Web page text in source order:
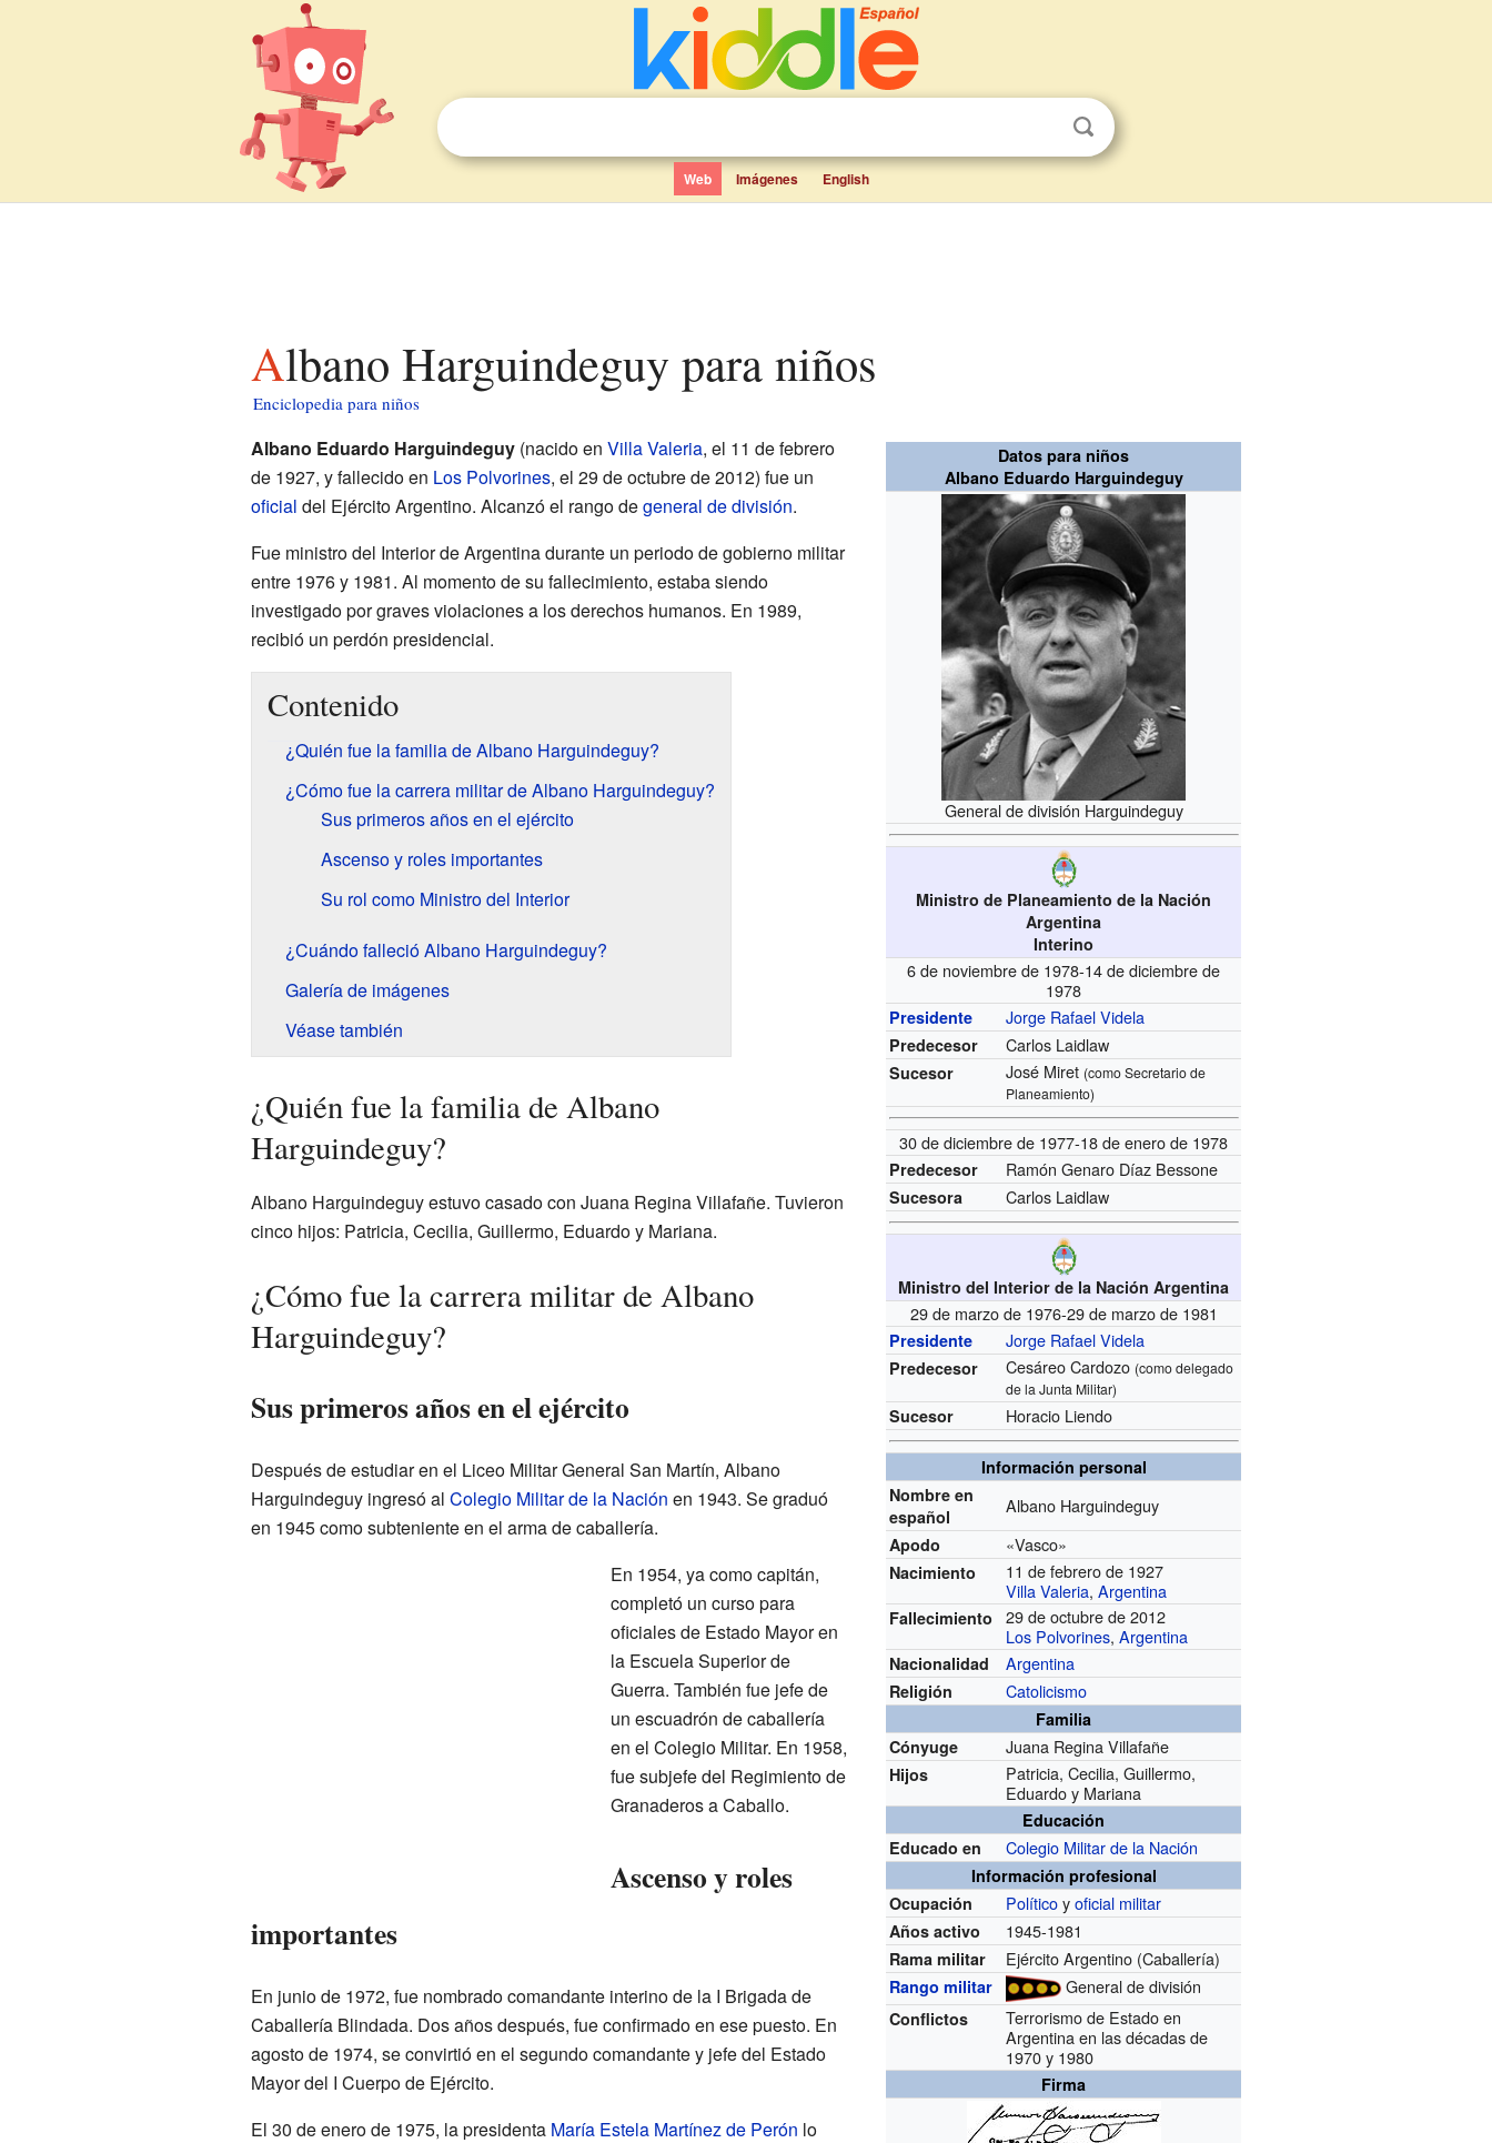
Web Imágenes English
Albano Harguindeguy para niños
Enciclopedia para niños
Datos para niños
Albano Eduardo Harguindeguy
General de división Harguindeguy
Ministro de Planeamiento de la Nación
Argentina
Interino
6 de noviembre de 1978-14 de diciembre de
1978
Presidente Jorge Rafael Videla
Predecesor Carlos Laidlaw
Sucesor José Miret (como Secretario de
Planeamiento)
30 de diciembre de 1977-18 de enero de 1978
Predecesor Ramón Genaro Díaz Bessone
Sucesora Carlos Laidlaw
Ministro del Interior de la Nación Argentina
29 de marzo de 1976-29 de marzo de 1981
Presidente Jorge Rafael Videla
Predecesor Cesáreo Cardozo (como delegado
de la Junta Militar)
Sucesor Horacio Liendo
Información personal
Nombre en
español
Albano Harguindeguy
Apodo «Vasco»
Nacimiento
11 de febrero de 1927
Villa Valeria,Argentina
Fallecimiento
29 de octubre de 2012
Los Polvorines,Argentina
Nacionalidad Argentina
Religión Catolicismo
Familia
Cónyuge
Juana Regina Villafañe
Hijos
Patricia, Cecilia, Guillermo,
Eduardo y Mariana
Educación
Educado en
Colegio Militar de la Nación
Información profesional
Ocupación
Políticoyoficial militar
Años activo 1945-1981
Rama militar Ejército Argentino (Caballería)
Rango militar General de división
Conflictos
Terrorismo de Estado en
Argentina en las décadas de
1970 y 1980
Firma
Albano Eduardo Harguindeguy(nacido en Villa Valeria, el 11 de febrero
de 1927, y fallecido en Los Polvorines, el 29 de octubre de 2012) fue un
oficial del Ejército Argentino. Alcanzó el rango degeneral de división.
Fue ministro del Interior de Argentina durante un periodo de gobierno militar
entre 1976 y 1981. Al momento de su fallecimiento, estaba siendo
investigado por graves violaciones a los derechos humanos. En 1989,
recibió un perdón presidencial.
Contenido
¿Quién fue la familia de Albano Harguindeguy?
¿Cómo fue la carrera militar de Albano Harguindeguy?
Sus primeros años en el ejército
Ascenso y roles importantes
Su rol como Ministro del Interior
¿Cuándo falleció Albano Harguindeguy?
Galería de imágenes
Véase también
¿Quién fue la familia de Albano
Harguindeguy?
Albano Harguindeguy estuvo casado con Juana Regina Villafañe. Tuvieron
cinco hijos: Patricia, Cecilia, Guillermo, Eduardo y Mariana.
¿Cómo fue la carrera militar de Albano
Harguindeguy?
Sus primeros años en el ejército
Después de estudiar en el Liceo Militar General San Martín, Albano
Harguindeguy ingresó al Colegio Militar de la Nación en 1943. Se graduó
en 1945 como subteniente en el arma de caballería.
En 1954, ya como capitán,
completó un curso para
oficiales de Estado Mayor en
la Escuela Superior de
Guerra. También fue jefe de
un escuadrón de caballería
en el Colegio Militar. En 1958,
fue subjefe del Regimiento de
Granaderos a Caballo.
Ascenso y roles
importantes
En junio de 1972, fue nombrado comandante interino de la I Brigada de
Caballería Blindada. Dos años después, fue confirmado en ese puesto. En
agosto de 1974, se convirtió en el segundo comandante y jefe del Estado
Mayor del I Cuerpo de Ejército.
El 30 de enero de 1975, la presidenta María Estela Martínez de Perón lo